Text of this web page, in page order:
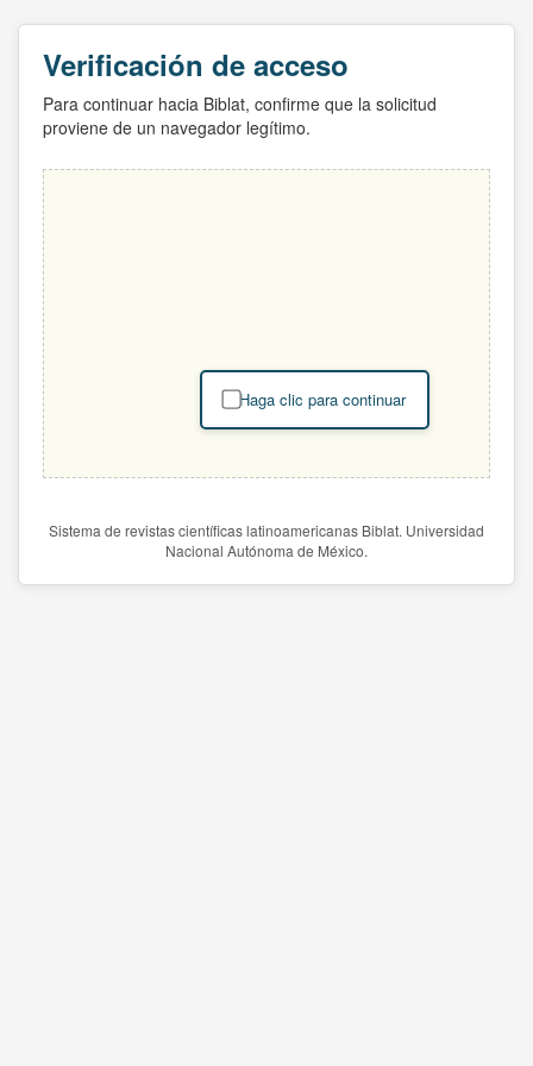
Verificación de acceso
Para continuar hacia Biblat, confirme que la solicitud
proviene de un navegador legítimo.
Haga clic para continuar
Sistema de revistas científicas latinoamericanas Biblat. Universidad
Nacional Autónoma de México.